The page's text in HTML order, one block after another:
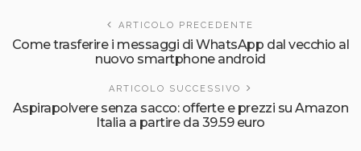
ARTICOLO PRECEDENTE
Come trasferire i messaggi di WhatsApp dal vecchio al
nuovo smartphone android
ARTICOLO SUCCESSIVO
Aspirapolvere senza sacco: offerte e prezzi su Amazon
Italia a partire da 39.59 euro